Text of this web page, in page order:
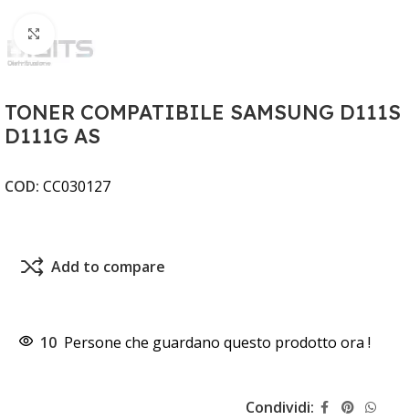
TONER COMPATIBILE SAMSUNG D111S
D111G AS
COD: CC030127
Add to compare
10 Persone che guardano questo prodotto ora !
Condividi: